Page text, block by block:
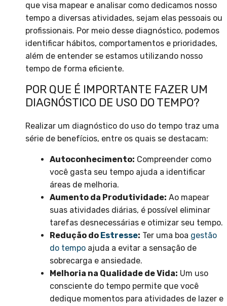
que visa mapear e analisar como dedicamos nosso
tempo a diversas atividades, sejam elas pessoais ou
profissionais. Por meio desse diagnóstico, podemos
identificar hábitos, comportamentos e prioridades,
além de entender se estamos utilizando nosso
tempo de forma eficiente.
POR QUE É IMPORTANTE FAZER UM
DIAGNÓSTICO DE USO DO TEMPO?
Realizar um diagnóstico do uso do tempo traz uma
série de benefícios, entre os quais se destacam:
Autoconhecimento: Compreender como
você gasta seu tempo ajuda a identificar
áreas de melhoria.
Aumento da Produtividade: Ao mapear
suas atividades diárias, é possível eliminar
tarefas desnecessárias e otimizar seu tempo.
Redução do Estresse: Ter uma boa gestão
do tempo ajuda a evitar a sensação de
sobrecarga e ansiedade.
Melhoria na Qualidade de Vida: Um uso
consciente do tempo permite que você
dedique momentos para atividades de lazer e